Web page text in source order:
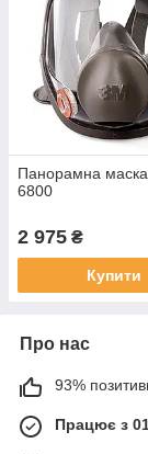
Панорамна
6800
2 975 ₴
Купити
Про нас
93%
Працює з